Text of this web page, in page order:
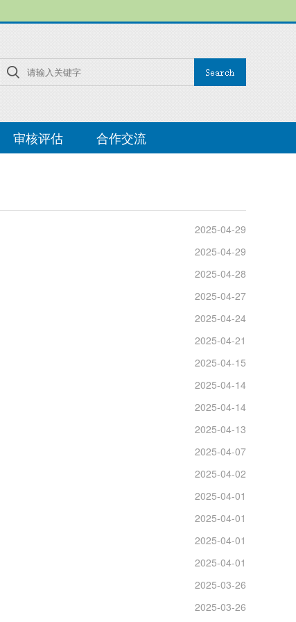
审核评估 合作交流
2025-04-29
2025-04-29
2025-04-28
2025-04-27
2025-04-24
2025-04-21
2025-04-15
2025-04-14
2025-04-14
2025-04-13
2025-04-07
2025-04-02
2025-04-01
2025-04-01
2025-04-01
2025-04-01
2025-03-26
2025-03-26